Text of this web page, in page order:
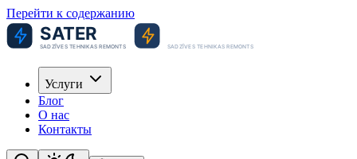
Перейти к содержанию
Услуги
Блог
О нас
Контакты